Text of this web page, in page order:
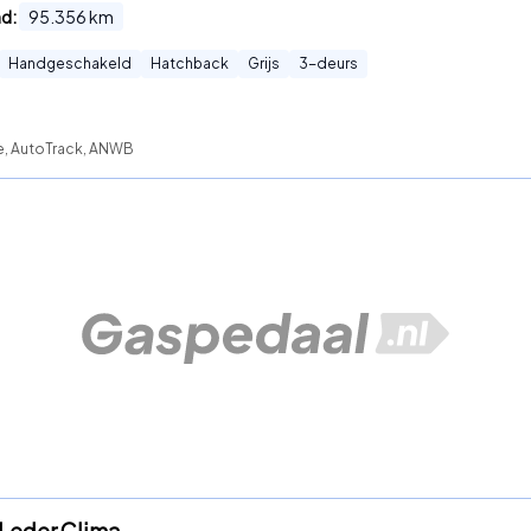
95.356km
Handgeschakeld Hatchback Grijs 3-deurs
AutoTrack, ANWB